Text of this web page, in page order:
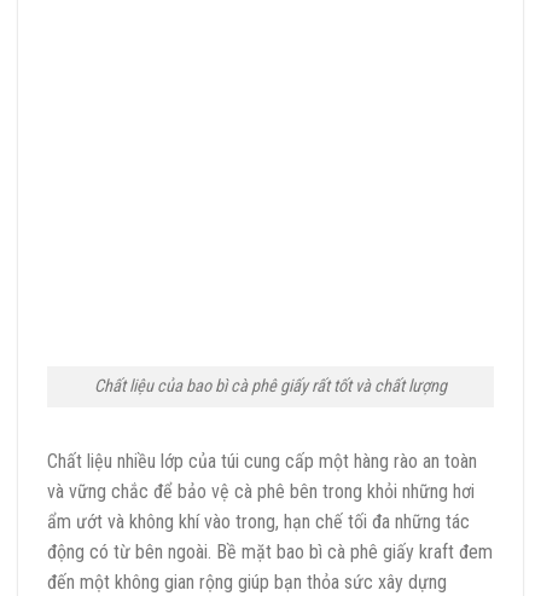
Chất liệu của bao bì cà phê giấy rất tốt và chất lượng
Chất liệu nhiều lớp của túi cung cấp một hàng rào an toàn
và vững chắc để bảo vệ cà phê bên trong khỏi những hơi
ẩm ướt và không khí vào trong, hạn chế tối đa những tác
động có từ bên ngoài. Bề mặt bao bì cà phê giấy kraft đem
đến một không gian rộng giúp bạn thỏa sức xây dựng